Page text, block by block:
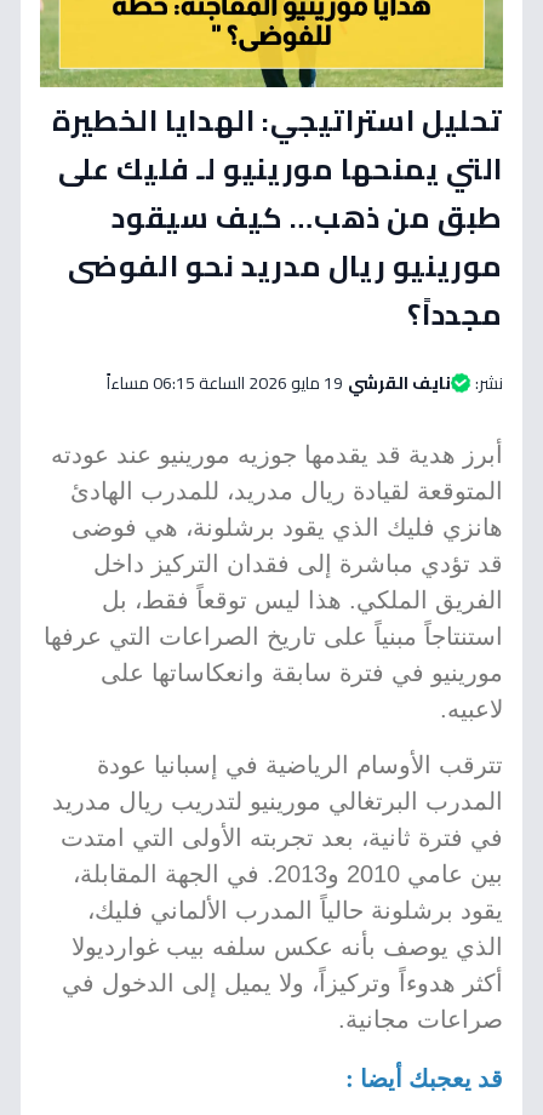
تحليل استراتيجي: الهدايا الخطيرة
التي يمنحها مورينيو لـ فليك على
طبق من ذهب… كيف سيقود
مورينيو ريال مدريد نحو الفوضى
مجدداً؟
نشر: نايف القرشي 19 مايو 2026 الساعة 06:15 مساءاً
أبرز هدية قد يقدمها جوزيه مورينيو عند عودته
المتوقعة لقيادة ريال مدريد، للمدرب الهادئ
هانزي فليك الذي يقود برشلونة، هي فوضى
قد تؤدي مباشرة إلى فقدان التركيز داخل
الفريق الملكي. هذا ليس توقعاً فقط، بل
استنتاجاً مبنياً على تاريخ الصراعات التي عرفها
مورينيو في فترة سابقة وانعكاساتها على
لاعبيه.
تترقب الأوسام الرياضية في إسبانيا عودة
المدرب البرتغالي مورينيو لتدريب ريال مدريد
في فترة ثانية، بعد تجربته الأولى التي امتدت
بين عامي 2010 و2013. في الجهة المقابلة،
يقود برشلونة حالياً المدرب الألماني فليك،
الذي يوصف بأنه عكس سلفه بيب غوارديولا
أكثر هدوءاً وتركيزاً، ولا يميل إلى الدخول في
صراعات مجانية.
قد يعجبك أيضا :